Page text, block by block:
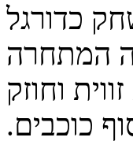
של מונדיאל 2014? במשחק כדורגל
המתחרה
זווית וחוזק
כוכבים.